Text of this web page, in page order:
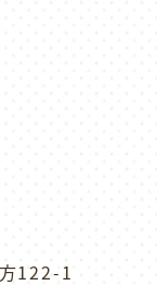
122-1